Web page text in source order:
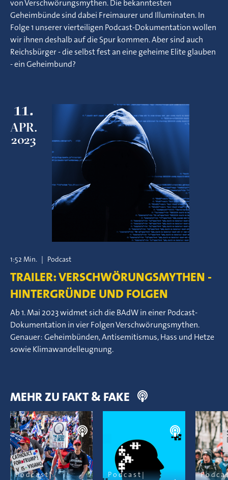
von Verschwörungsmythen. Die bekanntesten
Geheimbünde sind dabei Freimaurer und Illuminaten. In
Folge 1 unserer vierteiligen Podcast-Dokumentation wollen
wir ihnen deshalb auf die Spur kommen. Aber sind auch
Reichsbürger - die selbst fest an eine geheime Elite glauben
- ein Geheimbund?
11.
APR.
2023
1:52 Min. | Podcast
TRAILER: VERSCHWÖRUNGSMYTHEN -
HINTERGRÜNDE UND FOLGEN
Ab 1. Mai 2023 widmet sich die BAdW in einer Podcast-
Dokumentation in vier Folgen Verschwörungsmythen.
Genauer: Geheimbünden, Antisemitismus, Hass und Hetze
sowie Klimawandelleugnung.
MEHR ZU FAKT & FAKE
Podcast
Podcast